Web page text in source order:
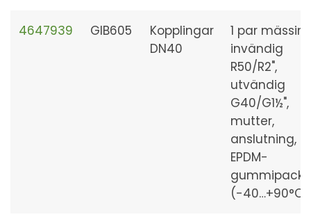
4647939 GIB605
Kopplingar
DN40
1 par
invändig
R50/R2",
utvändig
G40/G1½",
mutter,
anslutning,
EPDM-
(-40…+90°C)